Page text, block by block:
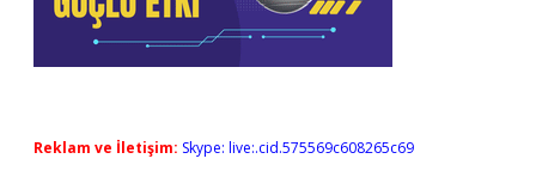
Reklam ve İletişim: Skype: live:.cid.575569c608265c69